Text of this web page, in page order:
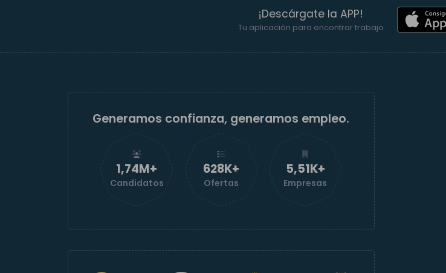
¡Descárgate la APP!
Tu aplicación para encontrar trabajo
Generamos confianza, generamos empleo.
1,74M+
Candidatos
629K+
Ofertas
5,52K+
Empresas